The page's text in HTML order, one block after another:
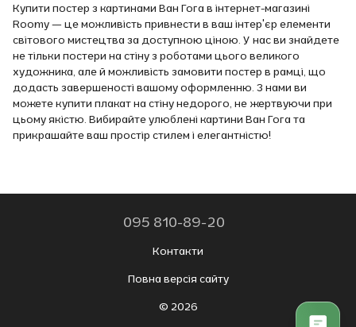
Купити постер з картинами Ван Гога в інтернет-магазині
Roomy — це можливість привнести в ваш інтер'єр елементи
світового мистецтва за доступною ціною. У нас ви знайдете
не тільки постери на стіну з роботами цього великого
художника, але й можливість замовити постер в рамці, що
додасть завершеності вашому оформленню. З нами ви
можете купити плакат на стіну недорого, не жертвуючи при
цьому якістю. Вибирайте улюблені картини Ван Гога та
прикрашайте ваш простір стилем і елегантністю!
095 810-89-20
Контакти
Повна версія сайту
© 2026